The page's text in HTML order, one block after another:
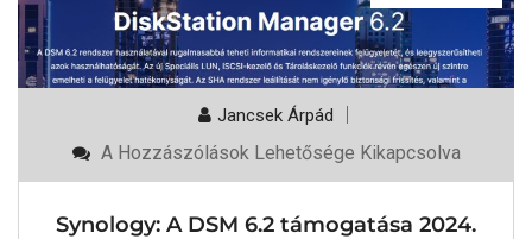
Jancsek Árpád
Synology:
DSM
Támogatása
A Hozzászólások Lehetősége Kikapcsolva
Synology: A DSM 6.2 támogatása 2024.